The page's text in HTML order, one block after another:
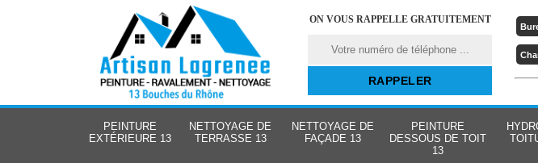
ON VOUS RAPPELLE GRATUITEMENT
PEINTURE
EXTÉRIEURE 13
NETTOYAGE DE
TERRASSE 13
NETTOYAGE DE
FAÇADE 13
PEINTURE
DESSOUS DE TOIT
13